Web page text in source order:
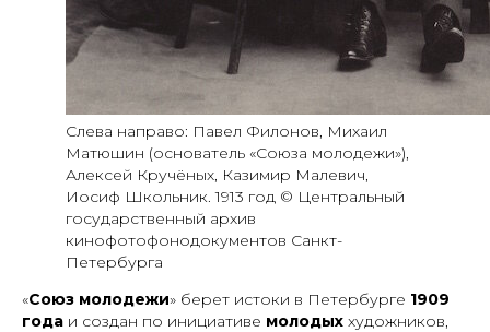
Слева направо: Павел Филонов, Михаил
Матюшин (основатель «Союза молодежи»),
Алексей Кручёных, Казимир Малевич,
Иосиф Школьник. 1913 год © Центральный
государственный архив
кинофотофонодокументов Санкт-
Петербурга
«Союз молодежи» берет истоки в Петербурге 1909
года и создан по инициативе молодых художников,